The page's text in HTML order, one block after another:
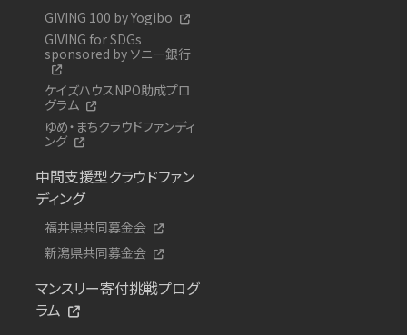
GIVING 100 by Yogibo
GIVING for SDGs
sponsored by ソニー銀行
ケイズハウスNPO助成プロ
グラム
ゆめ・まちクラウドファンディ
ング
中間支援型クラウドファン
ディング
福井県共同募金会
新潟県共同募金会
マンスリー寄付挑戦プログ
ラム